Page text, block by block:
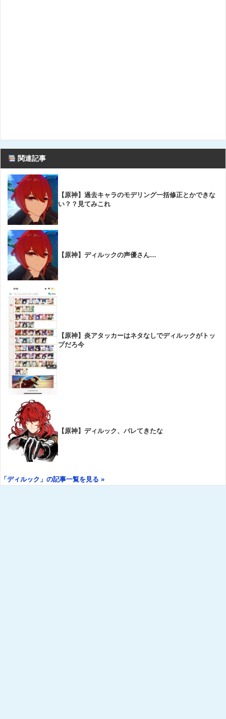
関連記事
【原神】過去キャラのモデリング一括修正とかできな
い？？見てみこれ
【原神】ディルックの声優さん…
【原神】炎アタッカーはネタなしでディルックがトッ
プだろ今
【原神】ディルック、バレてきたな
「ディルック」の記事一覧を見る »